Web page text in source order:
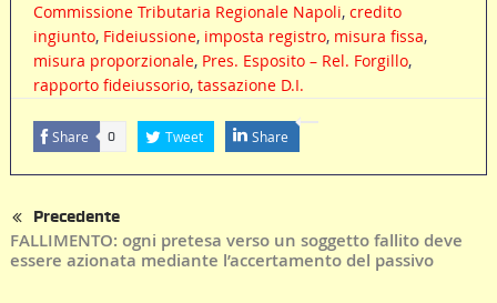
Commissione Tributaria Regionale Napoli, credito
ingiunto, Fideiussione, imposta registro, misura fissa,
misura proporzionale, Pres. Esposito – Rel. Forgillo,
rapporto fideiussorio, tassazione D.I.
Share 0 Tweet Share
Precedente
FALLIMENTO: ogni pretesa verso un soggetto fallito deve
essere azionata mediante l’accertamento del passivo